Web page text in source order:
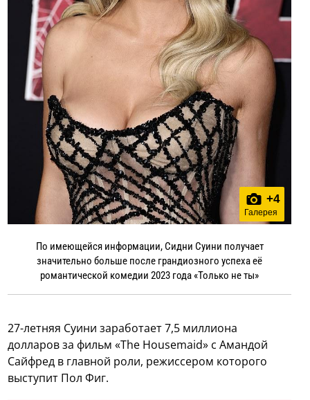
+4
Галерея
По имеющейся информации, Сидни Суини получает
значительно больше после грандиозного успеха её
романтической комедии 2023 года «Только не ты»
27-летняя Суини заработает 7,5 миллиона
долларов за фильм «The Housemaid» с Амандой
Сайфред в главной роли, режиссером которого
выступит Пол Фиг.